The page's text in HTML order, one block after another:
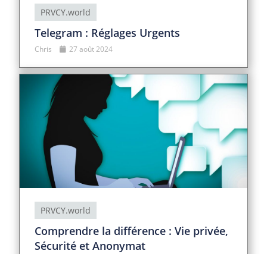
PRVCY.world
Telegram : Réglages Urgents
Chris 27 août 2024
PRVCY.world
Comprendre la différence : Vie privée,
Sécurité et Anonymat